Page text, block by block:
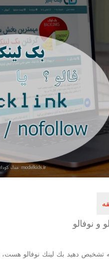
و نوفالو
تشخیص دهید بك لینك نوفالو